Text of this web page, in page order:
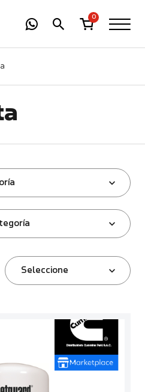
0
Seleccione